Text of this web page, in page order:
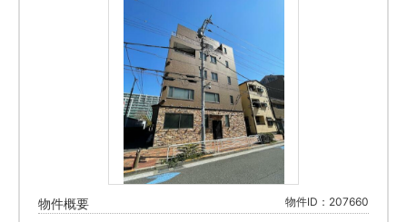
物件概要 物件ID：207660